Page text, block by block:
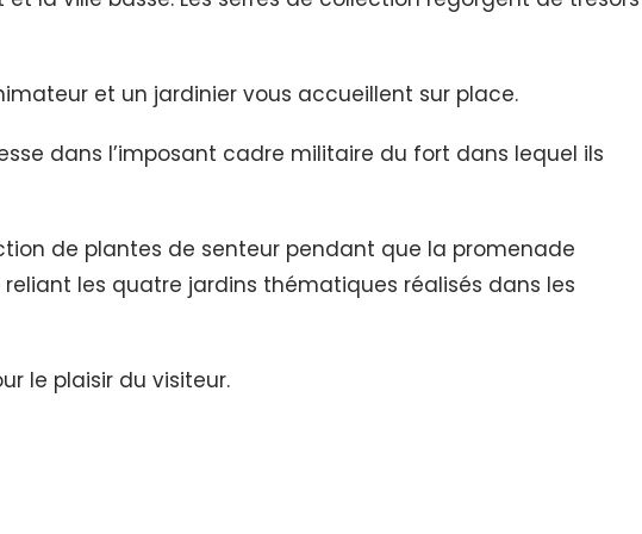
et un jardinier vous accueillent sur place.
dans l’imposant cadre militaire du fort dans lequel ils
de plantes de senteur pendant que la promenade
les quatre jardins thématiques réalisés dans les
le plaisir du visiteur.